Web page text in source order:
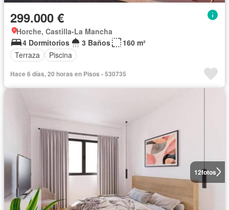
299.000 €
Horche, Castilla-La Mancha
4 Dormitorios
3 Baños
160 m²
Terraza
Piscina
Hace 6 días, 20 horas en Pisos - 530735
12fotos